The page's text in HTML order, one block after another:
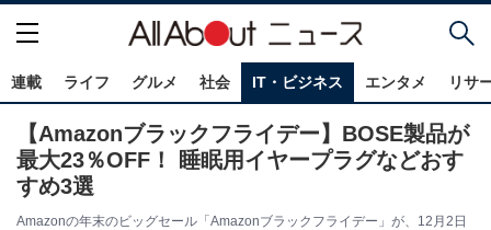
連載 ライフ グルメ 社会 IT・ビジネス エンタメ リサ
【Amazonブラックフライデー】BOSE製品が
最大23％OFF！ 睡眠用イヤープラグなどおす
すめ3選
Amazonの年末のビッグセール「Amazonブラックフライデー」が、12月2日